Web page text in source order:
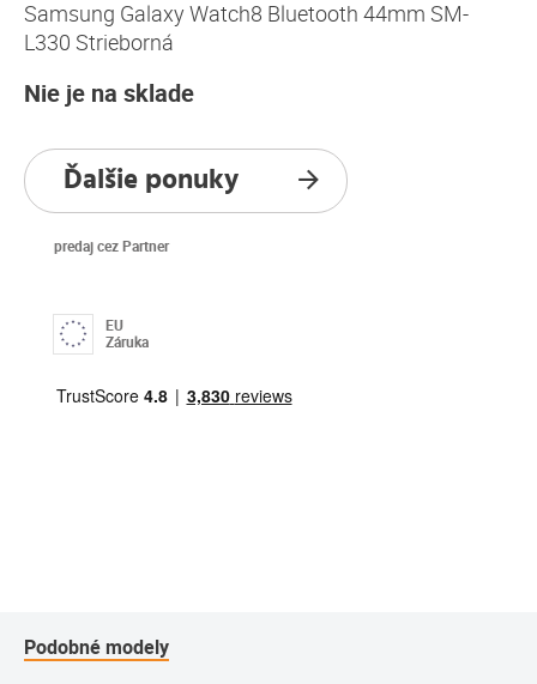
Samsung Galaxy Watch8 Bluetooth 44mm SM-
L330 Strieborná
Nie je na sklade
Ďalšie ponuky
predaj cez Partner
EU
Záruka
Podobné modely